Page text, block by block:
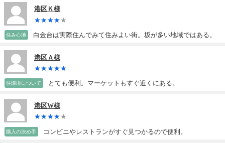
港区Ｋ様
住み心地 白金台は実際住んでみて住みよい街。坂が多い地域ではある。
港区Ａ様
住環境について とても便利。マーケットもすぐ近くにある。
港区W様
購入の決め手 コンビニやレストランがすぐ見つかるので便利。